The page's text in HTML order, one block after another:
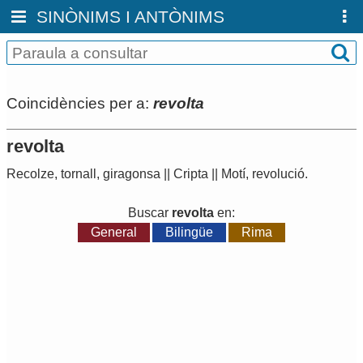
SINÒNIMS I ANTÒNIMS
Coincidències per a: revolta
revolta
Recolze, tornall , giragonsa Cripta Motí, revolució.
Buscar revolta en:
General
Bilingüe Rima